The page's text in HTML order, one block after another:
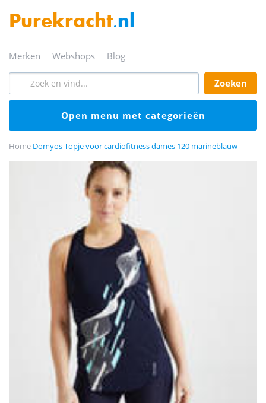
Purekracht.nl
merken webshops blog
zoeken
open menu met categorieën
Home Domyos Topje voor cardiofitness dames 120 marineblauw